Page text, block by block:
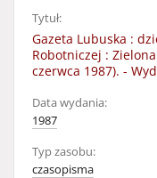
Tytuł:
Gazeta Lubuska :
Robotniczej : Zielona
czerwca 1987). -
Data wydania:
1987
Typ zasobu:
czasopisma